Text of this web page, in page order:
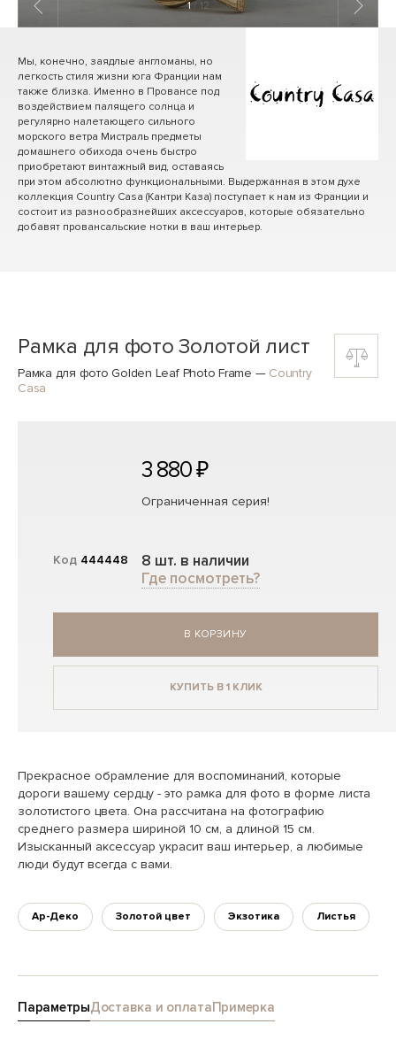
1/ 12
Мы, конечно, заядлые англоманы, но
легкость стиля жизни юга Франции нам
также близка. Именно в Провансе под
воздействием палящего солнца и
регулярно налетающего сильного
морского ветра Мистраль предметы
домашнего обихода очень быстро
приобретают винтажный вид, оставаясь
при этом абсолютно функциональными. Выдержанная в этом духе
коллекция Country Casa (Кантри Каза) поступает к нам из Франции и
состоит из разнообразнейших аксессуаров, которые обязательно
добавят провансальские нотки в ваш интерьер.
Рамка для фото Золотой лист
Рамка для фото Golden Leaf Photo Frame — Country
Casa
Код 444448
3 880 ₽
Ограниченная серия!
8 шт. в наличии
Где посмотреть?
В КОРЗИНУ
КУПИТЬ В 1 КЛИК
Прекрасное обрамление для воспоминаний, которые
дороги вашему сердцу - это рамка для фото в форме листа
золотистого цвета. Она рассчитана на фотографию
среднего размера шириной 10 см, а длиной 15 см.
Изысканный аксессуар украсит ваш интерьер, а любимые
люди будут всегда с вами.
Ар-Деко Золотой цвет Экзотика Листья
ПараметрыДоставка и оплатаПримерка